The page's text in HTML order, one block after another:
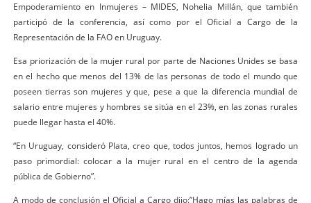
Empoderamiento en Inmujeres – MIDES, Nohelia Millán, que también
participó de la conferencia, así como por el Oficial a Cargo de la
Representación de la FAO en Uruguay.
Esa priorización de la mujer rural por parte de Naciones Unides se basa
en el hecho que menos del 13% de las personas de todo el mundo que
poseen tierras son mujeres y que, pese a que la diferencia mundial de
salario entre mujeres y hombres se sitúa en el 23%, en las zonas rurales
puede llegar hasta el 40%.
“En Uruguay, consideró Plata, creo que, todos juntos, hemos logrado un
paso primordial: colocar a la mujer rural en el centro de la agenda
pública de Gobierno”.
A modo de conclusión el Oficial a Cargo dijo:”Hago mías las palabras de